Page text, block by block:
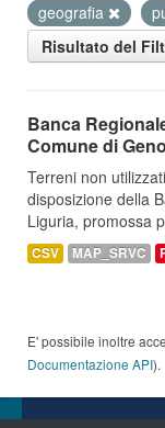
geografia
Risultato del
Banca
Comune di
Terreni non
disposizione della
Liguria, promossa
CSV MAP_SRVC
E' possibile inoltre
Documentazione API).